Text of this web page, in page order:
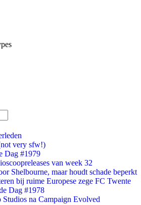
very sfw!)
Dag #1979
van week 32
Shelbourne, maar houdt schade beperkt
bij ruime Europese zege FC Twente
Dag #1978
na Campaign Evolved